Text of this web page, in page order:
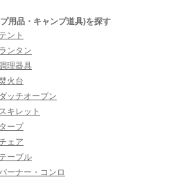
用品・キャンプ道具)を探す
テント
ランタン
理器具
火台
ダッチオーブン
スキレット
タープ
ェア
テーブル
ーナー・コンロ